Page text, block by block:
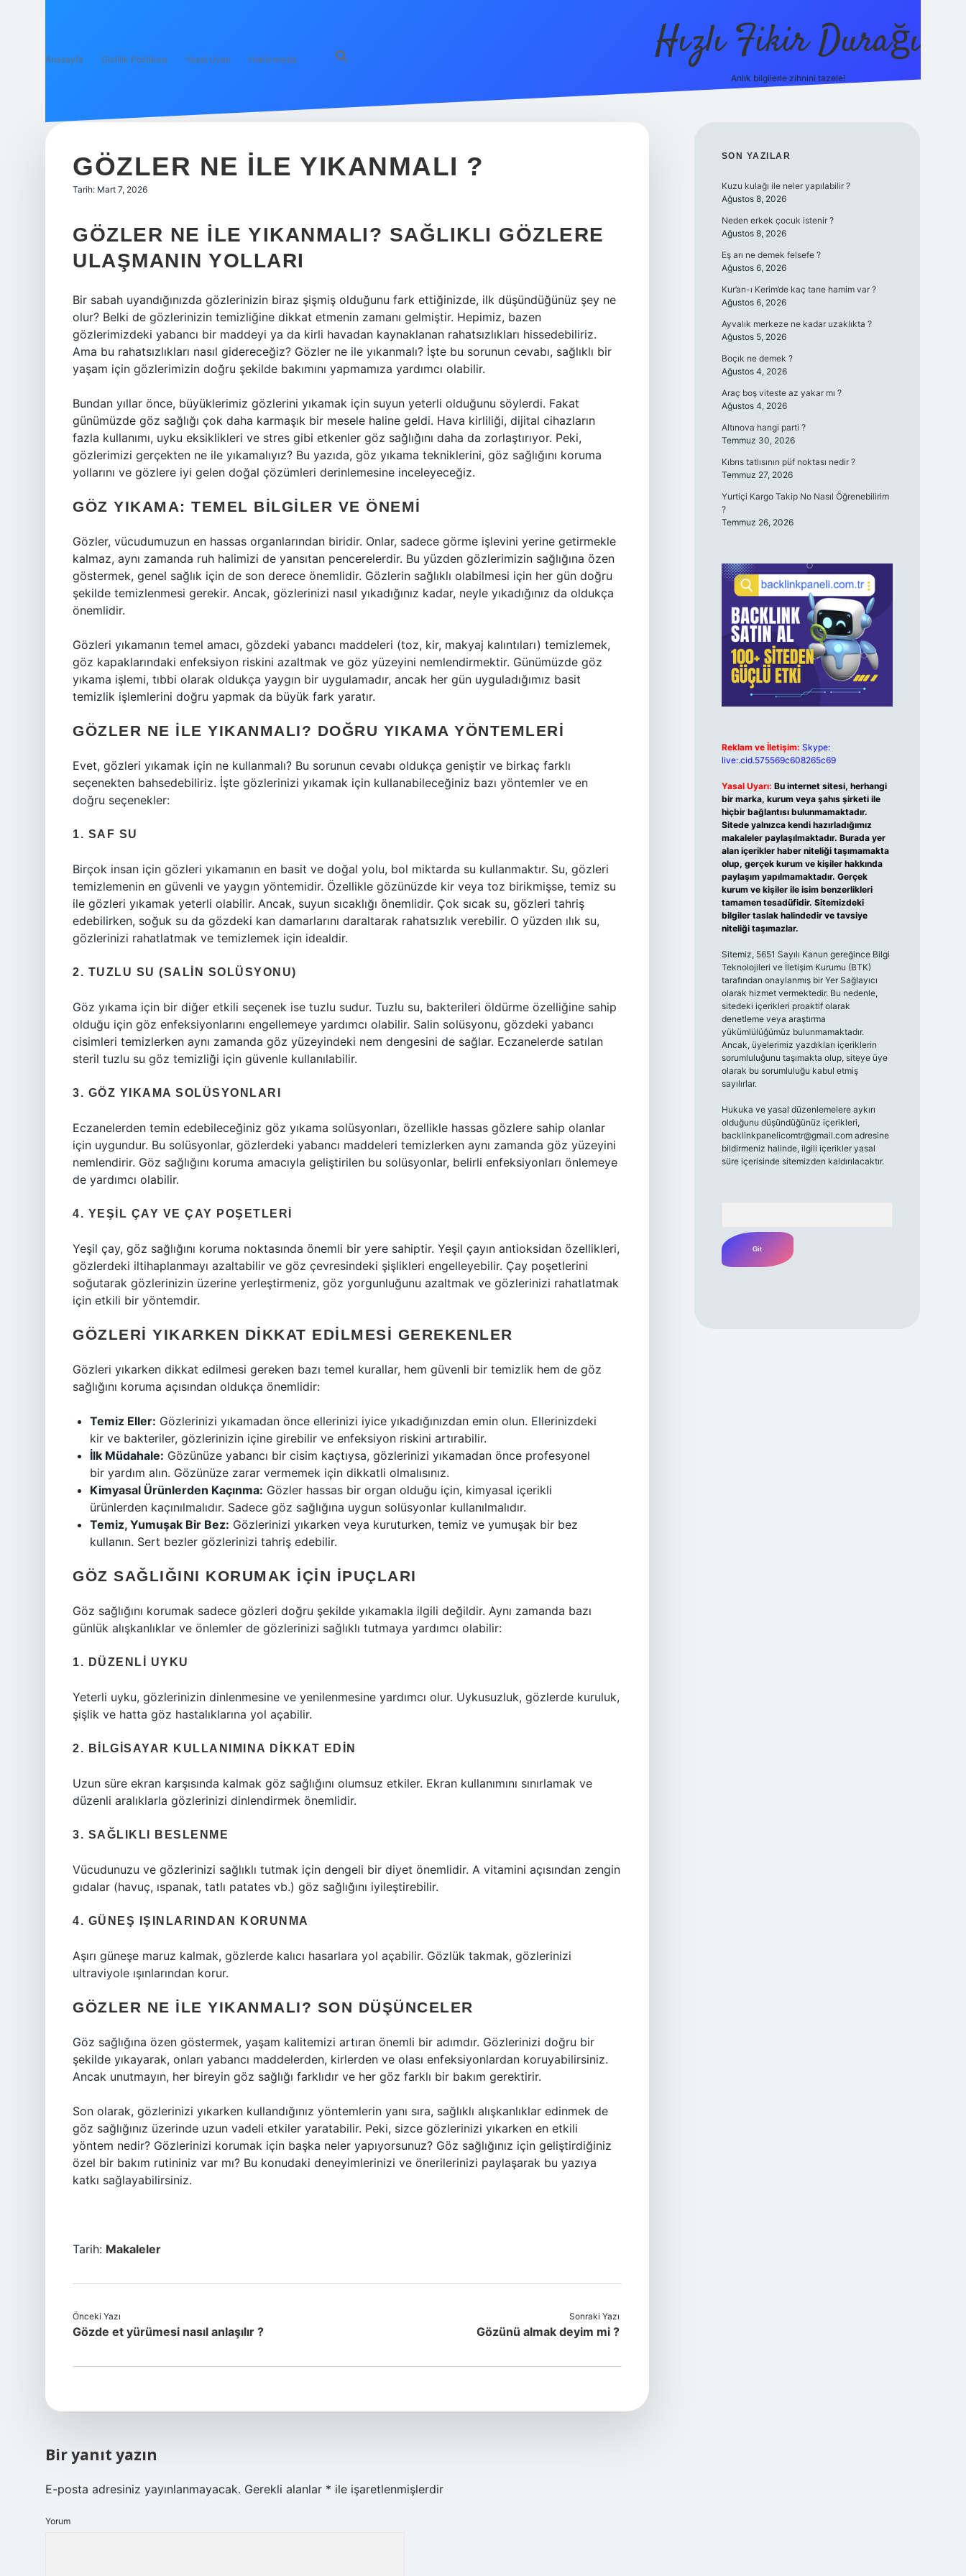
Anasayfa Gizlilik Politikası Yasal Uyarı Hakkımızda Hızlı Fikir Durağı
Anlık bilgilerle zihnini tazele!
GÖZLER NE ILE YIKANMALI ?
Tarih: Mart 7, 2026
GÖZLER NE ILE YIKANMALI? SAĞLIKLI GÖZLERE
ULAŞMANIN YOLLARI
Bir sabah uyandığınızda gözlerinizin biraz şişmiş olduğunu fark ettiğinizde, ilk düşündüğünüz şey ne
olur? Belki de gözlerinizin temizliğine dikkat etmenin zamanı gelmiştir. Hepimiz, bazen
gözlerimizdeki yabancı bir maddeyi ya da kirli havadan kaynaklanan rahatsızlıkları hissedebiliriz.
Ama bu rahatsızlıkları nasıl gidereceğiz? Gözler ne ile yıkanmalı? İşte bu sorunun cevabı, sağlıklı bir
yaşam için gözlerimizin doğru şekilde bakımını yapmamıza yardımcı olabilir.
Bundan yıllar önce, büyüklerimiz gözlerini yıkamak için suyun yeterli olduğunu söylerdi. Fakat
günümüzde göz sağlığı çok daha karmaşık bir mesele haline geldi. Hava kirliliği, dijital cihazların
fazla kullanımı, uyku eksiklikleri ve stres gibi etkenler göz sağlığını daha da zorlaştırıyor. Peki,
gözlerimizi gerçekten ne ile yıkamalıyız? Bu yazıda, göz yıkama tekniklerini, göz sağlığını koruma
yollarını ve gözlere iyi gelen doğal çözümleri derinlemesine inceleyeceğiz.
GÖZ YIKAMA: TEMEL BILGILER VE ÖNEMI
Gözler, vücudumuzun en hassas organlarından biridir. Onlar, sadece görme işlevini yerine getirmekle
kalmaz, aynı zamanda ruh halimizi de yansıtan pencerelerdir. Bu yüzden gözlerimizin sağlığına özen
göstermek, genel sağlık için de son derece önemlidir. Gözlerin sağlıklı olabilmesi için her gün doğru
şekilde temizlenmesi gerekir. Ancak, gözlerinizi nasıl yıkadığınız kadar, neyle yıkadığınız da oldukça
önemlidir.
Gözleri yıkamanın temel amacı, gözdeki yabancı maddeleri (toz, kir, makyaj kalıntıları) temizlemek,
göz kapaklarındaki enfeksiyon riskini azaltmak ve göz yüzeyini nemlendirmektir. Günümüzde göz
yıkama işlemi, tıbbi olarak oldukça yaygın bir uygulamadır, ancak her gün uyguladığımız basit
temizlik işlemlerini doğru yapmak da büyük fark yaratır.
GÖZLER NE ILE YIKANMALI? DOĞRU YIKAMA YÖNTEMLERI
Evet, gözleri yıkamak için ne kullanmalı? Bu sorunun cevabı oldukça geniştir ve birkaç farklı
seçenekten bahsedebiliriz. İşte gözlerinizi yıkamak için kullanabileceğiniz bazı yöntemler ve en
doğru seçenekler:
1. SAF SU
Birçok insan için gözleri yıkamanın en basit ve doğal yolu, bol miktarda su kullanmaktır. Su, gözleri
temizlemenin en güvenli ve yaygın yöntemidir. Özellikle gözünüzde kir veya toz birikmişse, temiz su
ile gözleri yıkamak yeterli olabilir. Ancak, suyun sıcaklığı önemlidir. Çok sıcak su, gözleri tahriş
edebilirken, soğuk su da gözdeki kan damarlarını daraltarak rahatsızlık verebilir. O yüzden ılık su,
gözlerinizi rahatlatmak ve temizlemek için idealdir.
2. TUZLU SU (SALIN SOLÜSYONU)
Göz yıkama için bir diğer etkili seçenek ise tuzlu sudur. Tuzlu su, bakterileri öldürme özelliğine sahip
olduğu için göz enfeksiyonlarını engellemeye yardımcı olabilir. Salin solüsyonu, gözdeki yabancı
cisimleri temizlerken aynı zamanda göz yüzeyindeki nem dengesini de sağlar. Eczanelerde satılan
steril tuzlu su göz temizliği için güvenle kullanılabilir.
3. GÖZ YIKAMA SOLÜSYONLARI
Eczanelerden temin edebileceğiniz göz yıkama solüsyonları, özellikle hassas gözlere sahip olanlar
için uygundur. Bu solüsyonlar, gözlerdeki yabancı maddeleri temizlerken aynı zamanda göz yüzeyini
nemlendirir. Göz sağlığını koruma amacıyla geliştirilen bu solüsyonlar, belirli enfeksiyonları önlemeye
de yardımcı olabilir.
4. YEŞIL ÇAY VE ÇAY POŞETLERI
Yeşil çay, göz sağlığını koruma noktasında önemli bir yere sahiptir. Yeşil çayın antioksidan özellikleri,
gözlerdeki iltihaplanmayı azaltabilir ve göz çevresindeki şişlikleri engelleyebilir. Çay poşetlerini
soğutarak gözlerinizin üzerine yerleştirmeniz, göz yorgunluğunu azaltmak ve gözlerinizi rahatlatmak
için etkili bir yöntemdir.
GÖZLERI YIKARKEN DIKKAT EDILMESI GEREKENLER
Gözleri yıkarken dikkat edilmesi gereken bazı temel kurallar, hem güvenli bir temizlik hem de göz
sağlığını koruma açısından oldukça önemlidir:
Temiz Eller: Gözlerinizi yıkamadan önce ellerinizi iyice yıkadığınızdan emin olun. Ellerinizdeki
kir ve bakteriler, gözlerinizin içine girebilir ve enfeksiyon riskini artırabilir.
İlk Müdahale: Gözünüze yabancı bir cisim kaçtıysa, gözlerinizi yıkamadan önce profesyonel
bir yardım alın. Gözünüze zarar vermemek için dikkatli olmalısınız.
Kimyasal Ürünlerden Kaçınma: Gözler hassas bir organ olduğu için, kimyasal içerikli
ürünlerden kaçınılmalıdır. Sadece göz sağlığına uygun solüsyonlar kullanılmalıdır.
Temiz, Yumuşak Bir Bez: Gözlerinizi yıkarken veya kuruturken, temiz ve yumuşak bir bez
kullanın. Sert bezler gözlerinizi tahriş edebilir.
GÖZ SAĞLIĞINI KORUMAK İÇIN İPUÇLARI
Göz sağlığını korumak sadece gözleri doğru şekilde yıkamakla ilgili değildir. Aynı zamanda bazı
günlük alışkanlıklar ve önlemler de gözlerinizi sağlıklı tutmaya yardımcı olabilir:
1. DÜZENLI UYKU
Yeterli uyku, gözlerinizin dinlenmesine ve yenilenmesine yardımcı olur. Uykusuzluk, gözlerde kuruluk,
şişlik ve hatta göz hastalıklarına yol açabilir.
2. BILGISAYAR KULLANIMINA DIKKAT EDIN
Uzun süre ekran karşısında kalmak göz sağlığını olumsuz etkiler. Ekran kullanımını sınırlamak ve
düzenli aralıklarla gözlerinizi dinlendirmek önemlidir.
3. SAĞLIKLI BESLENME
Vücudunuzu ve gözlerinizi sağlıklı tutmak için dengeli bir diyet önemlidir. A vitamini açısından zengin
gıdalar (havuç, ıspanak, tatlı patates vb.) göz sağlığını iyileştirebilir.
4. GÜNEŞ IŞINLARINDAN KORUNMA
Aşırı güneşe maruz kalmak, gözlerde kalıcı hasarlara yol açabilir. Gözlük takmak, gözlerinizi
ultraviyole ışınlarından korur.
GÖZLER NE ILE YIKANMALI? SON DÜŞÜNCELER
Göz sağlığına özen göstermek, yaşam kalitemizi artıran önemli bir adımdır. Gözlerinizi doğru bir
şekilde yıkayarak, onları yabancı maddelerden, kirlerden ve olası enfeksiyonlardan koruyabilirsiniz.
Ancak unutmayın, her bireyin göz sağlığı farklıdır ve her göz farklı bir bakım gerektirir.
Son olarak, gözlerinizi yıkarken kullandığınız yöntemlerin yanı sıra, sağlıklı alışkanlıklar edinmek de
göz sağlığınız üzerinde uzun vadeli etkiler yaratabilir. Peki, sizce gözlerinizi yıkarken en etkili
yöntem nedir? Gözlerinizi korumak için başka neler yapıyorsunuz? Göz sağlığınız için geliştirdiğiniz
özel bir bakım rutininiz var mı? Bu konudaki deneyimlerinizi ve önerilerinizi paylaşarak bu yazıya
katkı sağlayabilirsiniz.
Tarih: Makaleler
Önceki Yazı
Gözde et yürümesi nasıl anlaşılır ?
Sonraki Yazı
Gözünü almak deyim mi ?
Bir yanıt yazın
E-posta adresiniz yayınlanmayacak. Gerekli alanlar * ile işaretlenmişlerdir
Yorum
SIDEBAR
SON YAZILAR
Kuzu kulağı ile neler yapılabilir ?
Ağustos 8, 2026
Neden erkek çocuk istenir ?
Ağustos 8, 2026
Eş arı ne demek felsefe ?
Ağustos 6, 2026
Kur’an-ı Kerim’de kaç tane hamim var ?
Ağustos 6, 2026
Ayvalık merkeze ne kadar uzaklıkta ?
Ağustos 5, 2026
Boçık ne demek ?
Ağustos 4, 2026
Araç boş viteste az yakar mı ?
Ağustos 4, 2026
Altınova hangi parti ?
Temmuz 30, 2026
Kıbrıs tatlısının püf noktası nedir ?
Temmuz 27, 2026
Yurtiçi Kargo Takip No Nasıl Öğrenebilirim
?
Temmuz 26, 2026
Reklam ve İletişim: Skype:
live:.cid.575569c608265c69
Yasal Uyarı: Bu internet sitesi, herhangi
bir marka, kurum veya şahıs şirketi ile
hiçbir bağlantısı bulunmamaktadır.
Sitede yalnızca kendi hazırladığımız
makaleler paylaşılmaktadır. Burada yer
alan içerikler haber niteliği taşımamakta
olup, gerçek kurum ve kişiler hakkında
paylaşım yapılmamaktadır. Gerçek
kurum ve kişiler ile isim benzerlikleri
tamamen tesadüfidir. Sitemizdeki
bilgiler taslak halindedir ve tavsiye
niteliği taşımazlar.
Sitemiz, 5651 Sayılı Kanun gereğince Bilgi
Teknolojileri ve İletişim Kurumu (BTK)
tarafından onaylanmış bir Yer Sağlayıcı
olarak hizmet vermektedir. Bu nedenle,
sitedeki içerikleri proaktif olarak
denetleme veya araştırma
yükümlülüğümüz bulunmamaktadır.
Ancak, üyelerimiz yazdıkları içeriklerin
sorumluluğunu taşımakta olup, siteye üye
olarak bu sorumluluğu kabul etmiş
sayılırlar.
Hukuka ve yasal düzenlemelere aykırı
olduğunu düşündüğünüz içerikleri,
backlinkpanelicomtr@gmail.comadresine
bildirmeniz halinde, ilgili içerikler yasal
süre içerisinde sitemizden kaldırılacaktır.